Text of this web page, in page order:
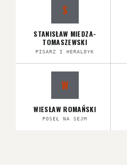
S
STANISŁAW MIEDZA-
TOMASZEWSKI
PISARZ I HERALDYK
W
WIESŁAW ROMAŃSKI
POSEŁ NA SEJM